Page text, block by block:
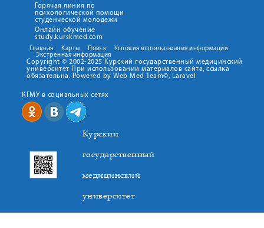
Горячая линия по
психологической помощи
студенческой молодежи
Онлайн обучение
study.kurskmed.com
Главная Карты Поиск
Условия использования информации
Экстренная информация
Copyright © 2002-2025 Курский государственный медицинский
университет При использовании материалов сайта, ссылка
обязательна. Powered by Web Med Team©, Laravel
КГМУ в социальных сетях
Курский
государственный
медицинский
университет